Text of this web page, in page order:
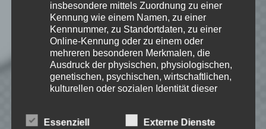
EmKa
Ich bin leidenschaftlicher
Gamer und schaue mir
eigentlich alles Neue an.
Jedes Spiel hat seine faire
Chance. Ich freue mich immer wenn ich
insbesondere mittels Zuordnung zu einer
Kennung wie einem Namen, zu einer
Kennnummer, zu Standortdaten, zu einer
Online-Kennung oder zu einem oder
mehreren besonderen Merkmalen, die
Ausdruck der physischen, physiologischen,
genetischen, psychischen, wirtschaftlichen,
kulturellen oder sozialen Identität dieser
Essenziell Externe Dienste